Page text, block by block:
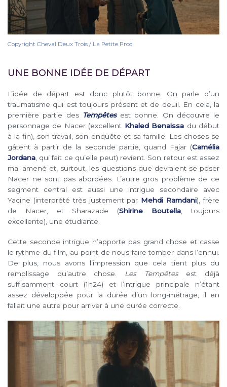
Copyright Cheval Deux Trois / La Petite Prod
UNE BONNE IDÉE DE DÉPART
L’idée de départ est donc plutôt bonne. On parle d’un
traumatisme qui est toujours présent et de deuil. En cela, la
première partie des Tempêtesest bonne. On découvre le
personnage de Nacer (excellent Khaled Benaissa du début
à la fin), son travail, son enquête et sa famille. Les choses se
gâtent à partir de la seconde partie, quand Fajar (Camélia
Jordana , qui fait ce qu’elle peut) revient. Son retour est assez
mal amené et, surtout, les questions que devraient se poser
Nacer ne sont pas abordées. L’autre gros problème de ce
segment central est aussi une intrigue secondaire avec
Yacine (interprété très justement par Mehdi Ramdani), frère
de Nacer, et Sharazade (Shirine Boutella , toujours
excellente), une étudiante.
Cette seconde intrigue n’apporte pas grand chose et casse
le rythme du film, au point de nous faire tomber dans l’ennui.
De plus, nous avons l’impression que cela tient plus du
remplissage qu’autre chose.
Les Tempêtesest déjà
suffisamment court (1h24) et l’intrigue principale n’étant
assez développée pour la durée d’un long-métrage, il en
fallait une autre pour arriver à une durée correcte.